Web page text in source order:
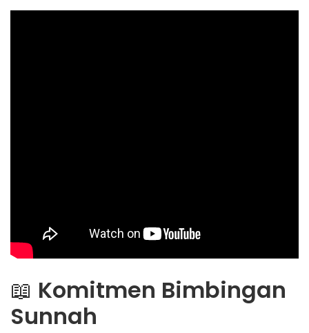
📖 Komitmen Bimbingan
Sunnah